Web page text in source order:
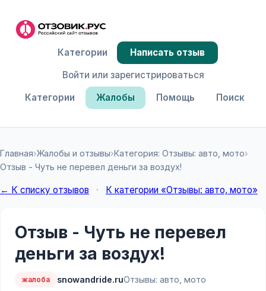
Категории Жалобы Помощь Поиск
Категории
Написать отзыв
Войти или зарегистрироваться
Главная›Жалобы и отзывы›Категория: Отзывы: авто, мото›
Отзыв - Чуть не перевел деньги за воздух!
← К списку отзывов · К категории «Отзывы: авто, мото»
Отзыв - Чуть не перевел
деньги за воздух!
жалоба snowandride.ruОтзывы: авто, мото